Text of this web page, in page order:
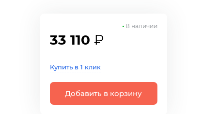
33 110 ₽
Купить в 1 клик
Добавить в корзину
В наличии